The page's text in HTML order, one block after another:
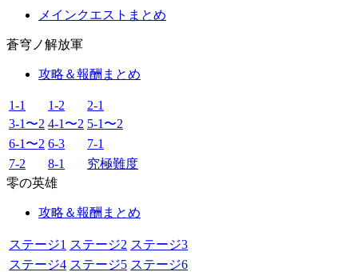
メインクエストまとめ
蒼穹ノ解放軍
攻略＆報酬まとめ
1-1 1-2
2-1
3-1〜2 4-1〜2 5-1〜2
6-1〜2 6-3
7-1
7-2
8-1
究極難度
零の英雄
攻略＆報酬まとめ
ステージ1 ステージ2 ステージ3
ステージ4 ステージ5 ステージ6